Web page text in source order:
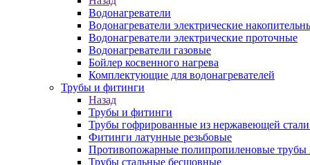
Водонагреватели
Водонагреватели электрические
Водонагреватели электрические проточные
Водонагреватели газовые
Бойлер косвенного нагрева
Комплектующие для водонагревателей
Трубы и фитинги
Назад
Трубы и фитинги
Трубы гофрированные из нержавеющей
Фитинги латунные резьбовые
Противопожарные полипропиленовые
Трубы стальные бесшовные